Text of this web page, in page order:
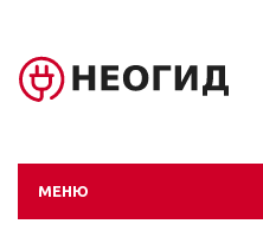
МЕНЮ